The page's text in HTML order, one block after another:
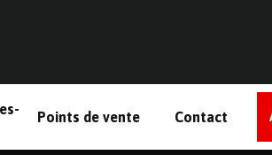
Points de vente Contact